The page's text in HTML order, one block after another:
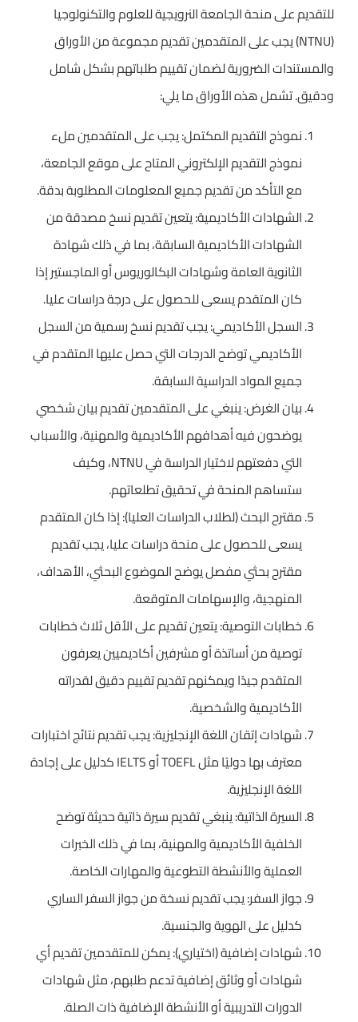
للتقديم على منحة الجامعة النرويجية للعلوم والتكنولوجيا
(NTNU) يجب على المتقدمين تقديم مجموعة من الأوراق
والمستندات الضرورية لضمان تقييم طلباتهم بشكل شامل
ودقيق. تشمل هذه الأوراق ما يلي:
نموذج التقديم المكتمل: يجب على المتقدمين ملء
نموذج التقديم الإلكتروني المتاح على موقع الجامعة،
مع التأكد من تقديم جميع المعلومات المطلوبة بدقة.
الشهادات الأكاديمية: يتعين تقديم نسخ مصدقة من
الشهادات الأكاديمية السابقة، بما في ذلك شهادة
الثانوية العامة وشهادات البكالوريوس أو الماجستير إذا
كان المتقدم يسعى للحصول على درجة دراسات عليا.
السجل الأكاديمي: يجب تقديم نسخ رسمية من السجل
الأكاديمي توضح الدرجات التي حصل عليها المتقدم في
جميع المواد الدراسية السابقة.
بيان الغرض: ينبغي على المتقدمين تقديم بيان شخصي
يوضحون فيه أهدافهم الأكاديمية والمهنية، والأسباب
التي دفعتهم لاختيار الدراسة في NTNU، وكيف
ستساهم المنحة في تحقيق تطلعاتهم.
مقترح البحث (لطلاب الدراسات العليا): إذا كان المتقدم
يسعى للحصول على منحة دراسات عليا، يجب تقديم
مقترح بحثي مفصل يوضح الموضوع البحثي، الأهداف،
المنهجية، والإسهامات المتوقعة.
خطابات التوصية: يتعين تقديم على الأقل ثلاث خطابات
توصية من أساتذة أو مشرفين أكاديميين يعرفون
المتقدم جيدًا ويمكنهم تقديم تقييم دقيق لقدراته
الأكاديمية والشخصية.
شهادات إتقان اللغة الإنجليزية: يجب تقديم نتائج اختبارات
معترف بها دوليًا مثل TOEFL أو IELTS كدليل على إجادة
اللغة الإنجليزية.
السيرة الذاتية: ينبغي تقديم سيرة ذاتية حديثة توضح
الخلفية الأكاديمية والمهنية، بما في ذلك الخبرات
العملية والأنشطة التطوعية والمهارات الخاصة.
جواز السفر: يجب تقديم نسخة من جواز السفر الساري
كدليل على الهوية والجنسية.
شهادات إضافية (اختياري): يمكن للمتقدمين تقديم أي
شهادات أو وثائق إضافية تدعم طلبهم، مثل شهادات
الدورات التدريبية أو الأنشطة الإضافية ذات الصلة.